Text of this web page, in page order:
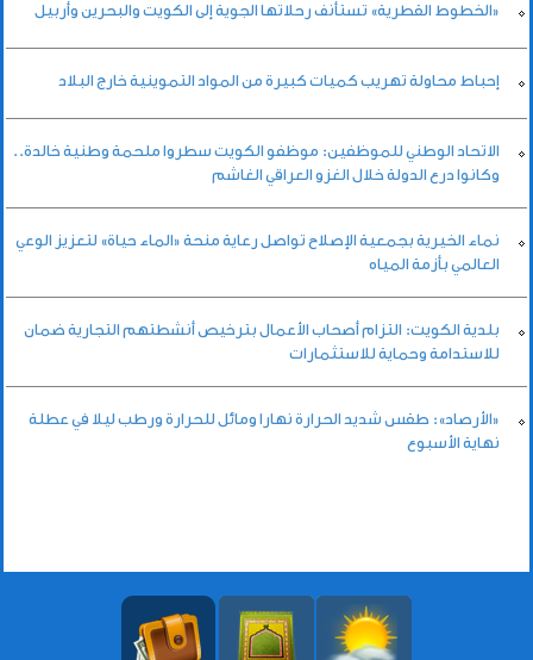
«الخطوط القطرية» تستأنف رحلاتها الجوية إلى الكويت والبحرين وأربيل
إحباط محاولة تهريب كميات كبيرة من المواد التموينية خارج البلاد
الاتحاد الوطني للموظفين: موظفو الكويت سطروا ملحمة وطنية خالدة..
وكانوا درع الدولة خلال الغزو العراقي الغاشم
نماء الخيرية بجمعية الإصلاح تواصل رعاية منحة «الماء حياة» لتعزيز الوعي
العالمي بأزمة المياه
بلدية الكويت: التزام أصحاب الأعمال بترخيص أنشطتهم التجارية ضمان
للاستدامة وحماية للاستثمارات
«الأرصاد»: طقس شديد الحرارة نهارا ومائل للحرارة ورطب ليلا في عطلة
نهاية الأسبوع